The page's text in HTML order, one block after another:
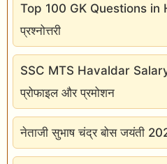
Top 100 GK Questions in
प्रश्नोत्तरी
SSC MTS Havaldar
प्रोफाइल और प्रमोशन
नेताजी सुभाष चंद्र बोस जयंती